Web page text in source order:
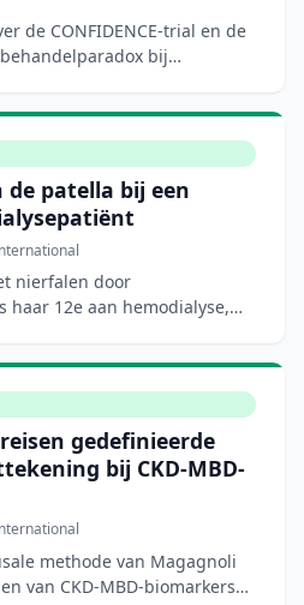
de CONFIDENCE-trial en de
bij
patella bij een
nierfalen door
haar 12e aan hemodialyse,
gedefinieerde
bij CKD-MBD-
methode van Magagnoli
van CKD-MBD-biomarkers